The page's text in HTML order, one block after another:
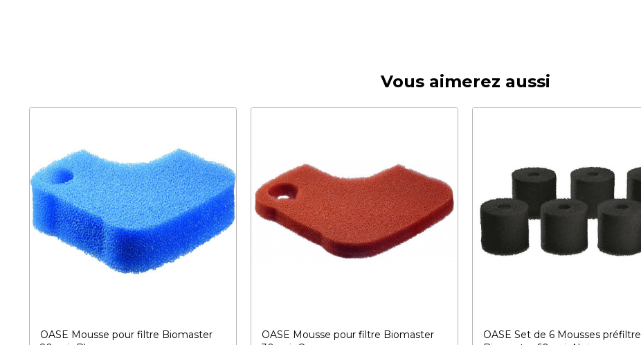
Vous aimerez aussi
OASE Mousse pour filtre Biomaster
OASE Mousse pour filtre Biomaster
OASE Set de 6 Mousses préfiltre